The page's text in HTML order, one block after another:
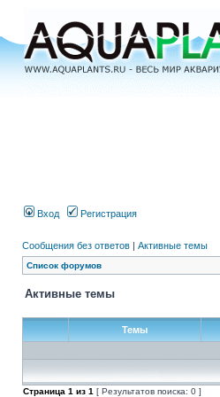
Вход Регистрация
Сообщения без ответов | Активные темы
Список форумов
Активные темы
Темы
Страница 1 из 1 [ Результатов поиска: 0 ]